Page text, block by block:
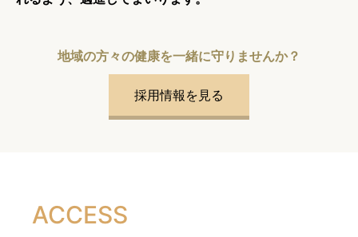
地域の方々の健康を一緒に守りませんか？
採用情報を見る
ACCESS